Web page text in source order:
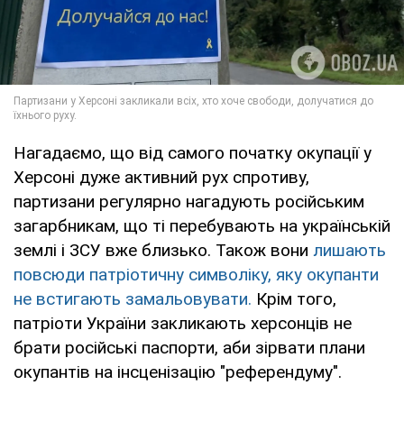
Нагадаємо, що від самого початку окупації у
Херсоні дуже активний рух спротиву,
партизани регулярно нагадують російським
загарбникам, що ті перебувають на українській
землі і ЗСУ вже близько. Також вони лишають
повсюди патріотичну символіку, яку окупанти
не встигають замальовувати. Крім того,
патріоти України закликають херсонців не
брати російські паспорти, аби зірвати плани
окупантів на інсценізацію "референдуму".